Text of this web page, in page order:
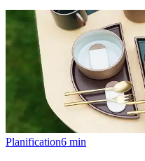
Planification6 min